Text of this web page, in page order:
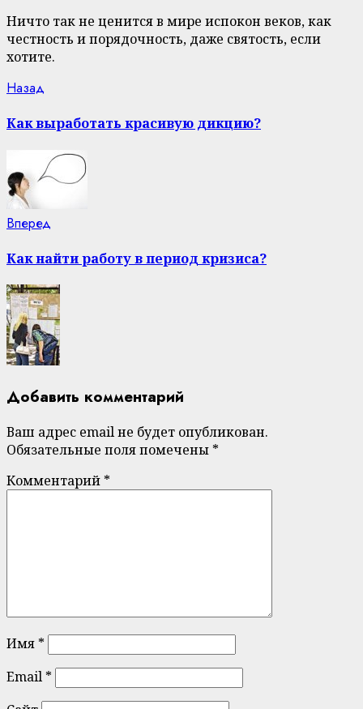
Ничто так не ценится в мире испокон веков, как
честность и порядочность, даже святость, если
хотите.
Continue
Reading
Назад
Как выработать красивую дикцию?
Вперед
Как найти работу в период кризиса?
Добавить комментарий
Ваш адрес email не будет опубликован.
Обязательные поля помечены *
Комментарий *
Имя *
Email *